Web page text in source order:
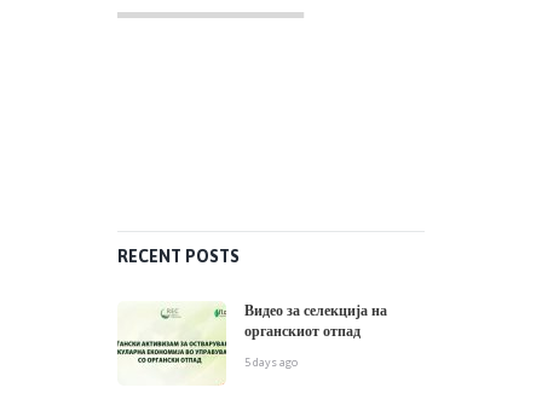
RECENT POSTS
Видео за селекција на
органскиот отпад
5 days ago